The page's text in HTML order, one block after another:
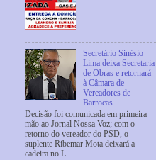
Secretário Sinésio
Lima deixa Secretaria
de Obras e retornará
à Câmara de
Vereadores de
Barrocas
Decisão foi comunicada em primeira
mão ao Jornal Nossa Voz; com o
retorno do vereador do PSD, o
suplente Ribemar Mota deixará a
cadeira no L...